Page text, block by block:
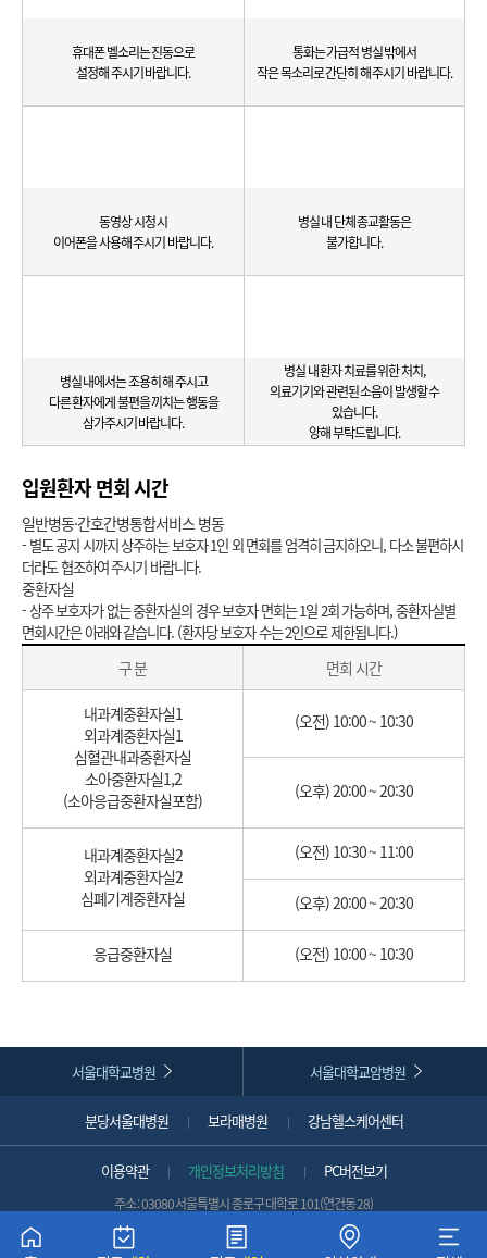
휴대폰 벨소리는 진동으로
설정해 주시기 바랍니다.
통화는 가급적 병실 밖에서
작은 목소리로 간단히 해 주시기 바랍니다.
동영상 시청 시
이어폰을 사용해 주시기 바랍니다.
병실 내 단체 종교활동은
불가합니다.
병실 내에서는 조용히 해 주시고
다른 환자에게 불편을 끼치는 행동을
삼가주시기 바랍니다.
병실 내 환자 치료를 위한 처치,
의료기기와 관련된 소음이 발생할 수
있습니다.
양해 부탁드립니다.
입원환자 면회 시간
일반병동·간호간병통합서비스 병동
- 별도 공지 시까지 상주하는 보호자 1인 외 면회를 엄격히 금지하오니, 다소 불편하시
더라도 협조하여 주시기 바랍니다.
중환자실
- 상주 보호자가 없는 중환자실의 경우 보호자 면회는 1일 2회 가능하며, 중환자실별
면회시간은 아래와 같습니다. (환자당 보호자 수는 2인으로 제한됩니다.)
중
자
구 분 면회 시간
내과계중환자실1
외과계중환자실1
심혈관내과중환자실
소아중환자실1,2
(소아응급중환자실포함)
(오전) 10:00 ~ 10:30
(오후) 20:00 ~ 20:30
내과계중환자실2
외과계중환자실2
심폐기계중환자실
(오전) 10:30 ~ 11:00
(오후) 20:00 ~ 20:30
응급중환자실 (오전) 10:00 ~ 10:30
서울대학교병원 서울대학교암병원
분당서울대병원 보라매병원 강남헬스케어센터
이용약관 개인정보처리방침 PC버전보기
주소 : 03080 서울특별시 종로구 대학로 101(연건동 28)
+82-2-1588-5700
COPYRIGHT 2022 SNUH. ALL RIGHTS RESERVED.